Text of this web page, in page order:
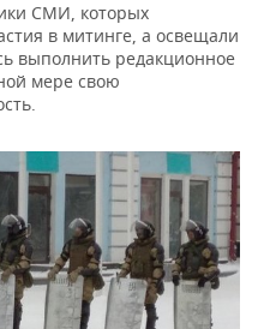
СМИ, которых
в митинге, а освещали
выполнить редакционное
мере свою